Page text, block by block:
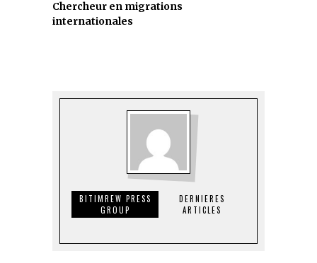
Chercheur en migrations
internationales
BITIMREW PRESS
GROUP
DERNIERES
ARTICLES